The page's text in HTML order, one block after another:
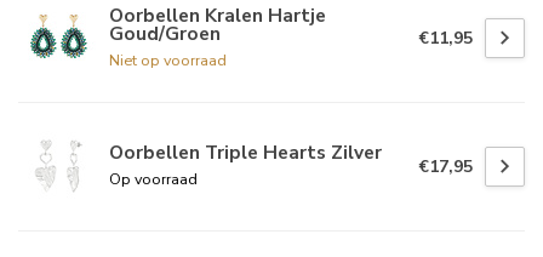
Oorbellen Kralen Hartje
Goud/Groen
Niet op voorraad
€11,95
Oorbellen Triple Hearts Zilver
Op voorraad
€17,95